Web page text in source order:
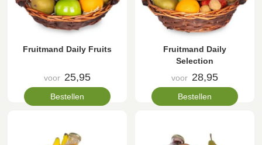
Fruitmand Daily Fruits
voor 25,95
Bestellen
Fruitmand Daily
Selection
voor 28,95
Bestellen